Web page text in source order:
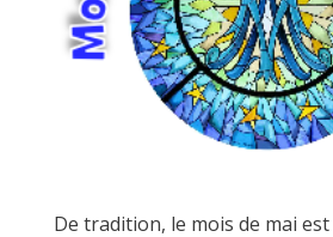
De tradition, le mois de mai